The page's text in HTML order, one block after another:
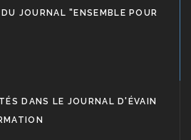
JOURNAL "ENSEMBLE POUR
DANS LE JOURNAL D'ÉVAIN